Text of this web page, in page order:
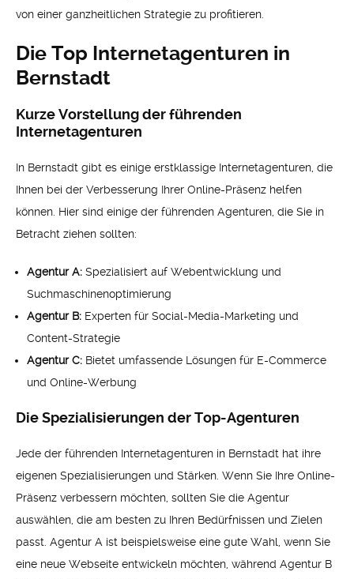
von einer ganzheitlichen Strategie zu profitieren.
Die Top Internetagenturen in
Bernstadt
Kurze Vorstellung der führenden
Internetagenturen
In Bernstadt gibt es einige erstklassige Internetagenturen, die
Ihnen bei der Verbesserung Ihrer Online-Präsenz helfen
können. Hier sind einige der führenden Agenturen, die Sie in
Betracht ziehen sollten:
Agentur A: Spezialisiert auf Webentwicklung und
Suchmaschinenoptimierung
Agentur B: Experten für Social-Media-Marketing und
Content-Strategie
Agentur C: Bietet umfassende Lösungen für E-Commerce
und Online-Werbung
Die Spezialisierungen der Top-Agenturen
Jede der führenden Internetagenturen in Bernstadt hat ihre
eigenen Spezialisierungen und Stärken. Wenn Sie Ihre Online-
Präsenz verbessern möchten, sollten Sie die Agentur
auswählen, die am besten zu Ihren Bedürfnissen und Zielen
passt. Agentur A ist beispielsweise eine gute Wahl, wenn Sie
eine neue Webseite entwickeln möchten, während Agentur B